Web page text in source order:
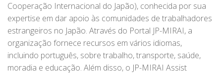
Cooperação Internacional do Japão), conhecida por sua
expertise em dar apoio às comunidades de trabalhadores
estrangeiros no Japão. Através do Portal JP-MIRAI, a
organização fornece recursos em vários idiomas,
incluindo português, sobre trabalho, transporte, saúde,
moradia e educação. Além disso, o JP-MIRAI Assist